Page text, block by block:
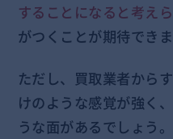
することになると考え
がつくことが期待できま
ただし、買取業者から
けのような感覚が強く
うな面があるでしょう。